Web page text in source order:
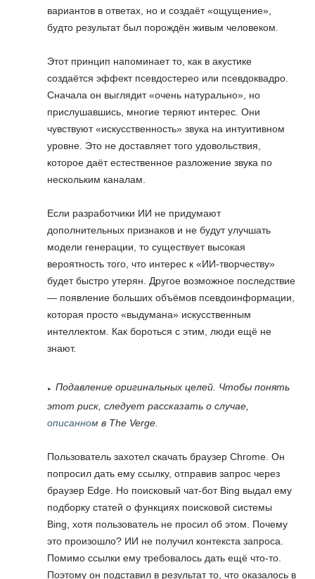
вариантов в ответах, но и создаёт «ощущение»,
будто результат был порождён живым человеком.
Этот принцип напоминает то, как в акустике
создаётся эффект псевдостерео или псевдоквадро.
Сначала он выглядит «очень натурально», но
прислушавшись, многие теряют интерес. Они
чувствуют «искусственность» звука на интуитивном
уровне. Это не доставляет того удовольствия,
которое даёт естественное разложение звука по
нескольким каналам.
Если разработчики ИИ не придумают
дополнительных признаков и не будут улучшать
модели генерации, то существует высокая
вероятность того, что интерес к «ИИ-творчеству»
будет быстро утерян. Другое возможное последствие
— появление больших объёмов псевдоинформации,
которая просто «выдумана» искусственным
интеллектом. Как бороться с этим, люди ещё не
знают.
Подавление оригинальных целей. Чтобы понять
этот риск, следует рассказать о случае,
описанном в The Verge.
Пользователь захотел скачать браузер Chrome. Он
попросил дать ему ссылку, отправив запрос через
браузер Edge. Но поисковый чат-бот Bing выдал ему
подборку статей о функциях поисковой системы
Bing, хотя пользователь не просил об этом. Почему
это произошло? ИИ не получил контекста запроса.
Помимо ссылки ему требовалось дать ещё что-то.
Поэтому он подставил в результат то, что оказалось в